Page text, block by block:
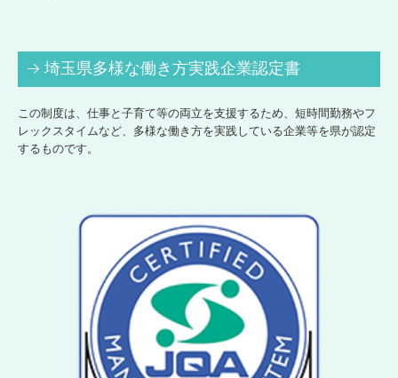
埼玉県多様な働き方実践企業認定書
この制度は、仕事と子育て等の両立を支援するため、短時間勤務やフ
レックスタイムなど、多様な働き方を実践している企業等を県が認定
するものです。